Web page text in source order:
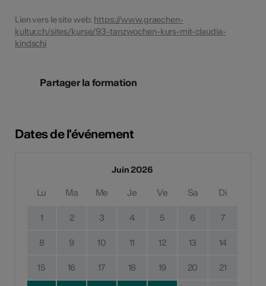
Lien vers le site web: https://www.graechen-
kultur.ch/sites/kurse/93-tanzwochen-kurs-mit-claudia-
kindschi
Partager la formation
Dates de l'événement
Juin 2026
Lu Ma Me Je Ve Sa Di
1 2 3 4 5 6 7
8 9 10 11 12 13 14
15 16 17 18 19 20 21